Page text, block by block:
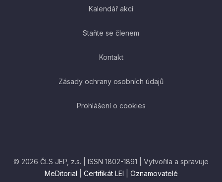
Kalendář akcí
Staňte se členem
Kontakt
Zásady ochrany osobních údajů
Prohlášení o cookies
© 2026 ČLS JEP, z.s. | ISSN 1802-1891 | Vytvořila a spravuje
MeDitorial
Certifikát LEI Oznamovatelé